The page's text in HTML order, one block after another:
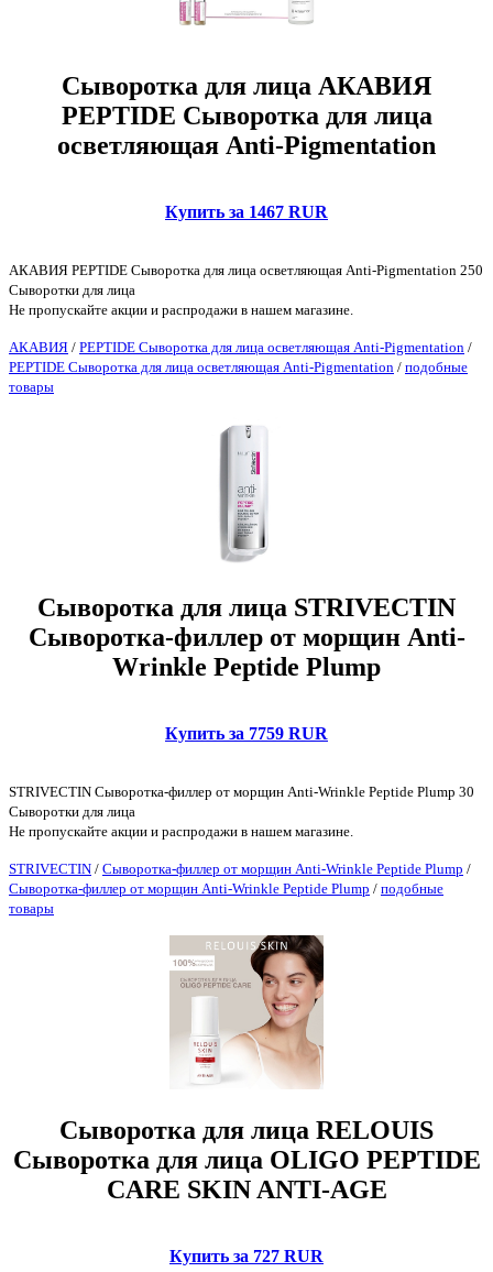
Сыворотка для лица АКАВИЯ
PEPTIDE Сыворотка для лица
осветляющая Anti-Pigmentation
Купить за 1467 RUR
АКАВИЯ PEPTIDE Сыворотка для лица осветляющая Anti-Pigmentation 250
Сыворотки для лица
Не пропускайте акции и распродажи в нашем магазине.
АКАВИЯ / PEPTIDE Сыворотка для лица осветляющая Anti-Pigmentation /
PEPTIDE Сыворотка для лица осветляющая Anti-Pigmentation / подобные
товары
Сыворотка для лица STRIVECTIN
Сыворотка-филлер от морщин Anti-
Wrinkle Peptide Plump
Купить за 7759 RUR
STRIVECTIN Сыворотка-филлер от морщин Anti-Wrinkle Peptide Plump 30
Сыворотки для лица
Не пропускайте акции и распродажи в нашем магазине.
STRIVECTIN / Сыворотка-филлер от морщин Anti-Wrinkle Peptide Plump /
Сыворотка-филлер от морщин Anti-Wrinkle Peptide Plump / подобные
товары
Сыворотка для лица RELOUIS
Сыворотка для лица OLIGO PEPTIDE
CARE SKIN ANTI-AGE
Купить за 727 RUR